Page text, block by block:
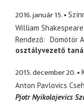
2016. január 15.
William Shakespeare
Rendező
Dömötör
osztályvezető
2015. december 20.
Anton Pavlovics
Pjotr Nyikolajevics